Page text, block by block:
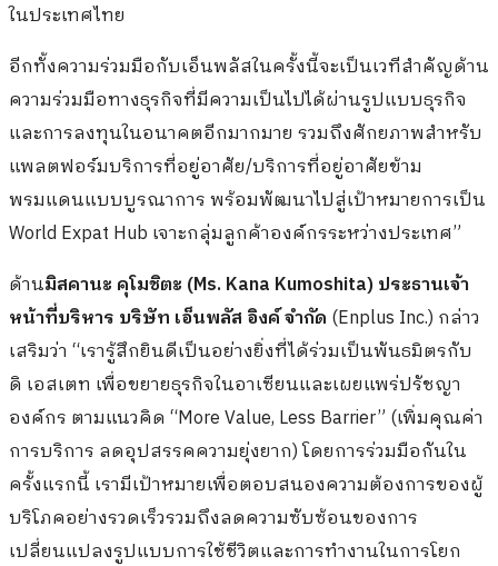
ในประเทศไทย
อีกทั้งความร่วมมือกับเอ็นพลัสในครั้งนี้จะเป็นเวทีสำคัญด้าน
ความร่วมมือทางธุรกิจที่มีความเป็นไปได้ผ่านรูปแบบธุรกิจ
และการลงทุนในอนาคตอีกมากมาย รวมถึงศักยภาพสำหรับ
แพลตฟอร์มบริการที่อยู่อาศัย/บริการที่อยู่อาศัยข้าม
พรมแดนแบบบูรณาการ พร้อมพัฒนาไปสู่เป้าหมายการเป็น
World Expat Hub เจาะกลุ่มลูกค้าองค์กรระหว่างประเทศ”
ด้านมิสคานะ คุโมชิตะ (Ms. Kana Kumoshita) ประธานเจ้า
หน้าที่บริหาร บริษัท เอ็นพลัส อิงค์ จำกัด (Enplus Inc.) กล่าว
เสริมว่า “เรารู้สึกยินดีเป็นอย่างยิ่งที่ได้ร่วมเป็นพันธมิตรกับ
ดิ เอสเตท เพื่อขยายธุรกิจในอาเซียนและเผยแพร่ปรัชญา
องค์กร ตามแนวคิด “More Value, Less Barrier” (เพิ่มคุณค่า
การบริการ ลดอุปสรรคความยุ่งยาก) โดยการร่วมมือกันใน
ครั้งแรกนี้ เรามีเป้าหมายเพื่อตอบสนองความต้องการของผู้
บริโภคอย่างรวดเร็วรวมถึงลดความซับซ้อนของการ
เปลี่ยนแปลงรูปแบบการใช้ชีวิตและการทำงานในการโยก